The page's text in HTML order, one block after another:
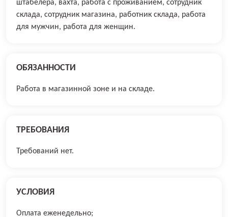
штабелера, вахта, работа с проживанием, сотрудник
склада, сотрудник магазина, работник склада, работа
для мужчин, работа для женщин.
ОБЯЗАННОСТИ
Работа в магазинной зоне и на складе.
ТРЕБОВАНИЯ
Требований нет.
УСЛОВИЯ
Оплата еженедельно;